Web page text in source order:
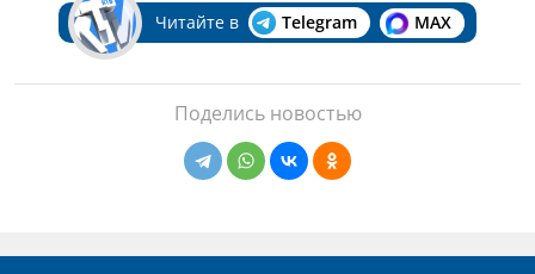
Читайте в Telegram MAX
Поделись новостью